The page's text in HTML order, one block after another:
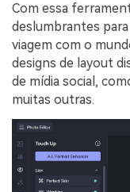
Com essa
deslumbrantes
viagem com o
designs de layout
de mídia social,
muitas outras.